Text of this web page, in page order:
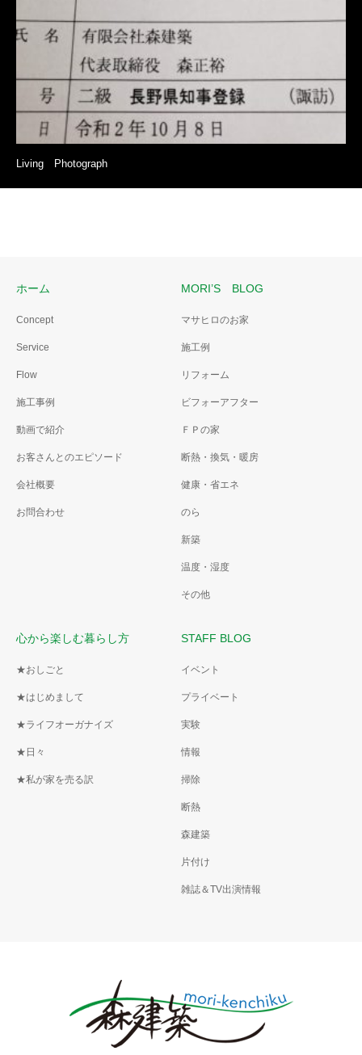
Living Photograph
ホーム
Concept
Service
Flow
施工事例
動画で紹介
お客さんとのエピソード
会社概要
お問合わせ
MORI’S BLOG
マサヒロのお家
施工例
リフォーム
ビフォーアフター
ＦＰの家
断熱・換気・暖房
健康・省エネ
のら
新築
温度・湿度
その他
心から楽しむ暮らし方
★おしごと
★はじめまして
★ライフオーガナイズ
★日々
★私が家を売る訳
STAFF BLOG
イベント
プライベート
実験
情報
掃除
断熱
森建築
片付け
雑誌＆TV出演情報